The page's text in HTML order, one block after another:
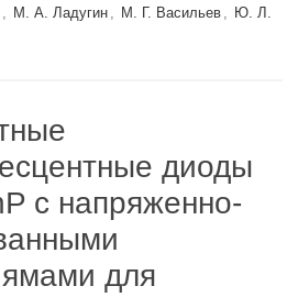
, М. А. Ладугин , М. Г. Васильев , Ю. Л.
диоды
с напряженно-
для